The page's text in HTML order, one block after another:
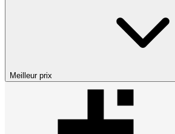
Meilleur prix